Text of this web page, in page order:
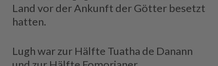
Land vor der Ankunft der Götter besetzt
hatten.
Lugh war zur Hälfte Tuatha de Danann